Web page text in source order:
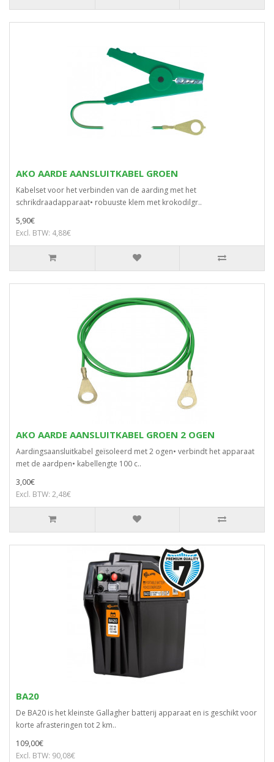
AKO AARDE AANSLUITKABEL GROEN
Kabelset voor het verbinden van de aarding met het
schrikdraadapparaat• robuuste klem met krokodilgr..
5,90€
Excl. BTW: 4,88€
AKO AARDE AANSLUITKABEL GROEN 2 OGEN
Aardingsaansluitkabel geïsoleerd met 2 ogen• verbindt het apparaat
met de aardpen• kabellengte 100 c..
3,00€
Excl. BTW: 2,48€
BA20
De BA20 is het kleinste Gallagher batterij apparaat en is geschikt voor
korte afrasteringen tot 2 km..
109,00€
Excl. BTW: 90,08€